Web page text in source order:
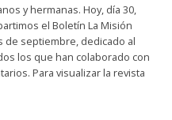
y hermanas. Hoy, día 30,
el Boletín La Misión
de septiembre, dedicado al
los que han colaborado con
Para visualizar la revista